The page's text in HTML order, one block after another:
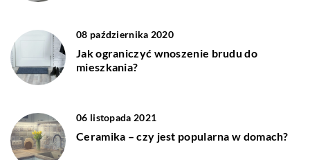
08 października 2020
Jak ograniczyć wnoszenie brudu do
mieszkania?
06 listopada 2021
Ceramika – czy jest popularna w domach?